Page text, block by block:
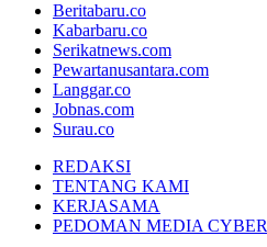
Beritabaru.co
Kabarbaru.co
Serikatnews.com
Pewartanusantara.com
Langgar.co
Jobnas.com
Surau.co
REDAKSI
TENTANG KAMI
KERJASAMA
PEDOMAN MEDIA CYBER